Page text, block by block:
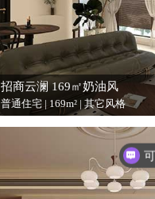
招商云澜 169㎡奶油风
普通住宅 | 169m² | 其它风格